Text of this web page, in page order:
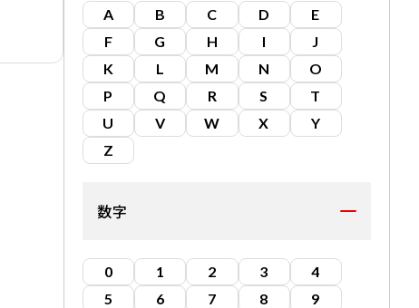
A B C D
E
F
G H I
J
K
L M N
O
P
Q R S
T
U
V W X
Y
Z
数字
0 1 2 3
4
5
6 7 8 9